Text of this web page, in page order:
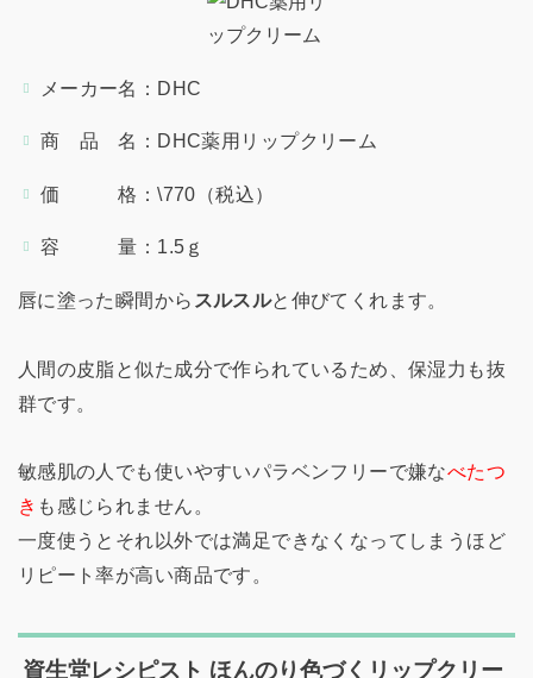
メーカー名：DHC
商 品 名：DHC薬用リップクリーム
価 格：\770（税込）
容 量：1.5ｇ
唇に塗った瞬間から スルスルと伸びてくれます。
人間の皮脂と似た成分で作られているため、保湿力も抜
群です。
敏感肌の人でも使いやすいパラベンフリーで嫌なべたつ
き も感じられません。
一度使うとそれ以外では満足できなくなってしまうほど
リピート率が高い商品です。
資生堂レシピスト ほんのり色づくリップクリー